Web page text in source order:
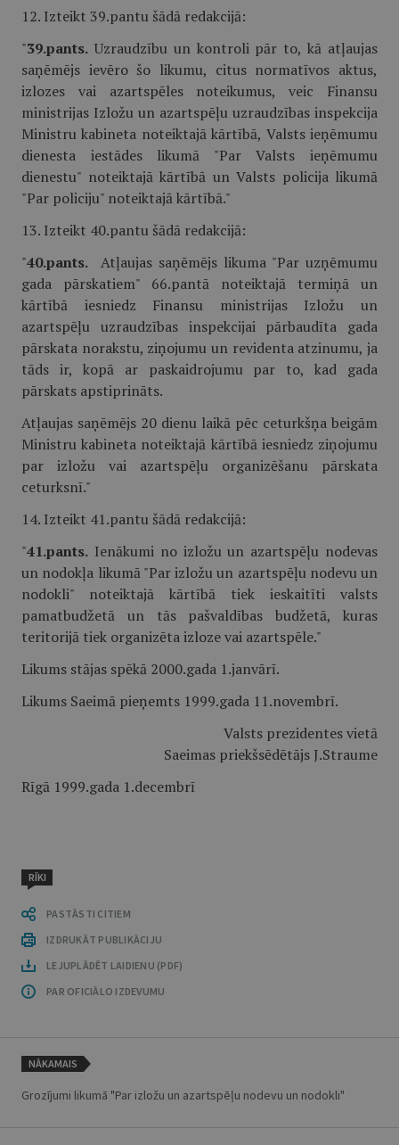
12. Izteikt 39.pantu šādā redakcijā:
"39.pants. Uzraudzību un kontroli pār to, kā atļaujas
saņēmējs ievēro šo likumu, citus normatīvos aktus,
izlozes vai azartspēles noteikumus, veic Finansu
ministrijas Izložu un azartspēļu uzraudzības inspekcija
Ministru kabineta noteiktajā kārtībā, Valsts ieņēmumu
dienesta iestādes likumā "Par Valsts ieņēmumu
dienestu" noteiktajā kārtībā un Valsts policija likumā
"Par policiju" noteiktajā kārtībā."
13. Izteikt 40.pantu šādā redakcijā:
"40.pants. Atļaujas saņēmējs likuma "Par uzņēmumu
gada pārskatiem" 66.pantā noteiktajā termiņā un
kārtībā iesniedz Finansu ministrijas Izložu un
azartspēļu uzraudzības inspekcijai pārbaudīta gada
pārskata norakstu, ziņojumu un revidenta atzinumu, ja
tāds ir, kopā ar paskaidrojumu par to, kad gada
pārskats apstiprināts.
Atļaujas saņēmējs 20 dienu laikā pēc ceturkšņa beigām
Ministru kabineta noteiktajā kārtībā iesniedz ziņojumu
par izložu vai azartspēļu organizēšanu pārskata
ceturksnī."
14. Izteikt 41.pantu šādā redakcijā:
"41.pants. Ienākumi no izložu un azartspēļu nodevas
un nodokļa likumā "Par izložu un azartspēļu nodevu un
nodokli" noteiktajā kārtībā tiek ieskaitīti valsts
pamatbudžetā un tās pašvaldības budžetā, kuras
teritorijā tiek organizēta izloze vai azartspēle."
Likums stājas spēkā 2000.gada 1.janvārī.
Likums Saeimā pieņemts 1999.gada 11.novembrī.
Valsts prezidentes vietā
Saeimas priekšsēdētājs J.Straume
Rīgā 1999.gada 1.decembrī
RĪKI
PASTĀSTI CITIEM
IZDRUKĀT PUBLIKĀCIJU
LEJUPLĀDĒT LAIDIENU (PDF)
PAR OFICIĀLO IZDEVUMU
NĀKAMAIS
Grozījumi likumā "Par izložu un azartspēļu nodevu un nodokli"